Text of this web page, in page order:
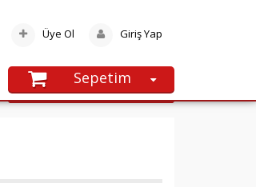
Üye Ol Giriş Yap
Sepetim
Alışveriş sepetinize henüz ürün
SEPETE GIT